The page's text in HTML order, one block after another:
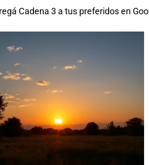
Cadena 3 a tus preferidos en